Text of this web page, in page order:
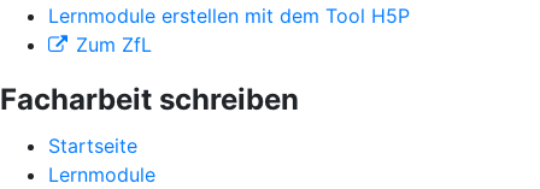
Lernmodule erstellen mit dem Tool H5P
Zum ZfL
Facharbeit schreiben
Startseite
Lernmodule